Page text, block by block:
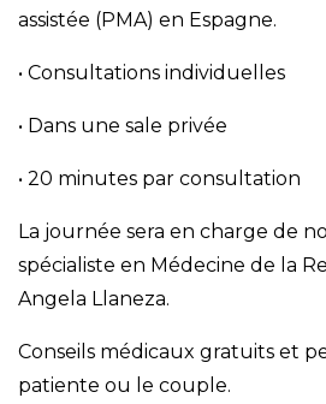
assistée (PMA) en Espagne.
• Consultations individuelles
• Dans une sale privée
• 20 minutes par consultation
La journée sera en charge de
spécialiste en Médecine de la
Angela Llaneza.
Conseils médicaux gratuits et
patiente ou le couple.